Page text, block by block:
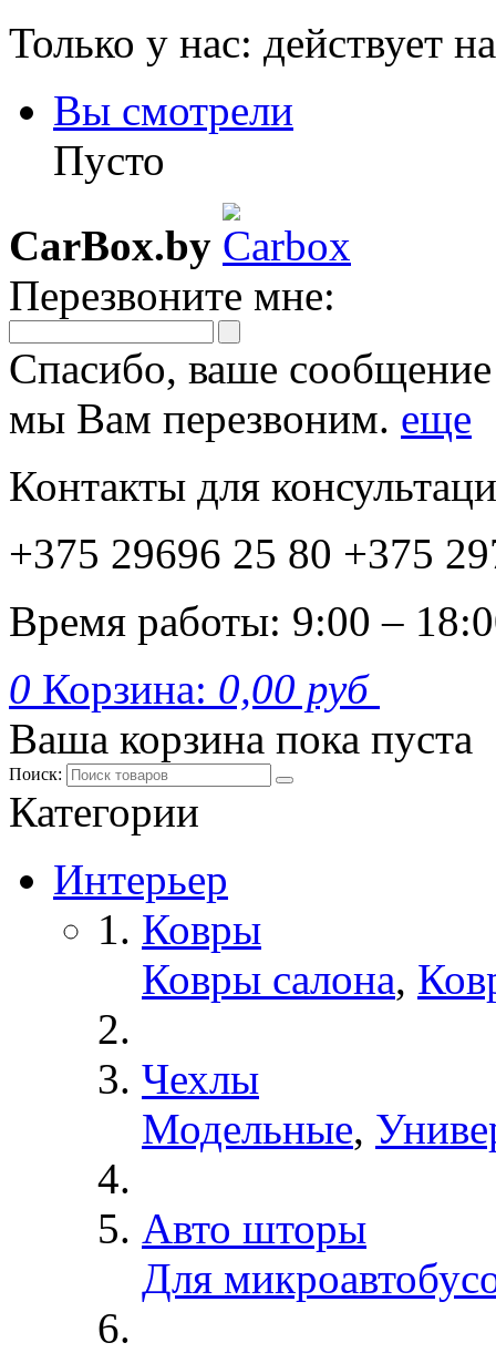
Только у нас: действует
Вы смотрели
Пусто
CarBox.by
Перезвоните мне:
Спасибо, ваше
мы Вам перезвоним. еще
Контакты для
+375 29696 25 80 +375 29
Время работы: 9:00 –
0 Корзина: 0,00 руб
Ваша корзина пока пуста
Поиск:
Категории
Интерьер
Ковры
Ковры салона,
Чехлы
Модельные,
Авто шторы
Для